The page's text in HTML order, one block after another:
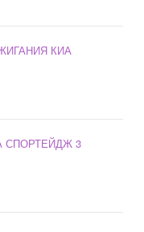
КИА
СПОРТЕЙДЖ 3